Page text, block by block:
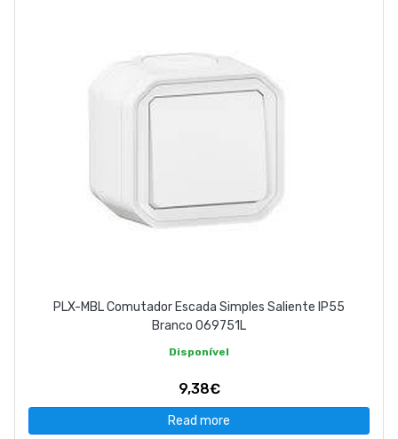
PLX-MBL Comutador Escada Simples Saliente IP55
Branco 069751L
Disponível
9,38€
Read more